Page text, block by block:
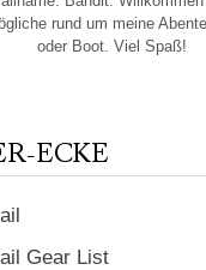
rund um meine
oder Boot. Viel Spaß!
ECKE
Gear List